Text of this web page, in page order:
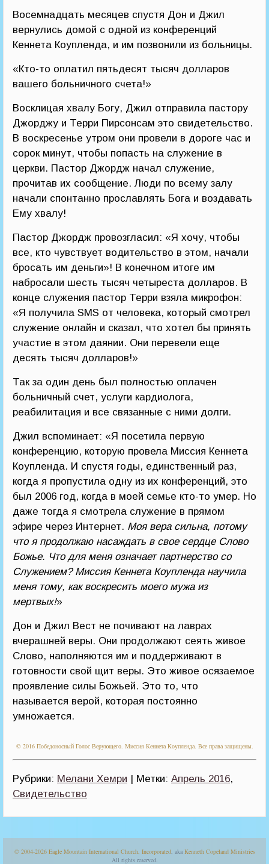
Восемнадцать месяцев спустя Дон и Джил
вернулись домой с одной из конференций
Кеннета Коупленда, и им позвонили из больницы.
«Кто-то оплатил пятьдесят тысяч долларов
вашего больничного счета!»
Восклицая хвалу Богу, Джил отправила пастору
Джорджу и Терри Пирсонсам это свидетельство.
В воскресенье утром они провели в дороге час и
сорок минут, чтобы попасть на служение в
церкви. Пастор Джордж начал служение,
прочитав их сообщение. Люди по всему залу
начали спонтанно прославлять Бога и воздавать
Ему хвалу!
Пастор Джордж провозгласил: «Я хочу, чтобы
все, кто чувствует водительство в этом, начали
бросать им деньги»! В конечном итоге им
набросали шесть тысяч четыреста долларов. В
конце служения пастор Терри взяла микрофон:
«Я получила SMS от человека, который смотрел
служение онлайн и сказал, что хотел бы принять
участие в этом даянии. Они перевели еще
десять тысяч долларов!»
Так за один день был полностью оплачен
больничный счет, услуги кардиолога,
реабилитация и все связанные с ними долги.
Джил вспоминает: «Я посетила первую
конференцию, которую провела Миссия Кеннета
Коупленда. И спустя годы, единственный раз,
когда я пропустила одну из их конференций, это
был 2006 год, когда в моей семье кто-то умер. Но
даже тогда я смотрела служение в прямом
эфире через Интернет. Моя вера сильна, потому
что я продолжаю насаждать в свое сердце Слово
Божье. Что для меня означает партнерство со
Служением? Миссия Кеннета Коупленда научила
меня тому, как воскресить моего мужа из
мертвых!»
Дон и Джил Вест не почивают на лаврах
вчерашней веры. Они продолжают сеять живое
Слово, наполняются им и поддерживают в
готовности свой щит веры. Это живое осязаемое
проявление силы Божьей. Это то, что
называется верой, которая постоянно
умножается.
© 2016 Победоносный Голос Верующего. Миссия Кеннета Коупленда. Все права защищены.
Рубрики: Мелани Хемри | Метки: Апрель 2016,
Свидетельство
© 2004-2026 Eagle Mountain International Church, Incorporated, aka Kenneth Copeland Ministries
All rights reserved.